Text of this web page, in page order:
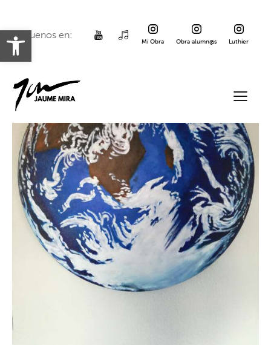
Abrir barra de herramientasSiguenos en:
Mi Obra Obra alumn@s Luthier